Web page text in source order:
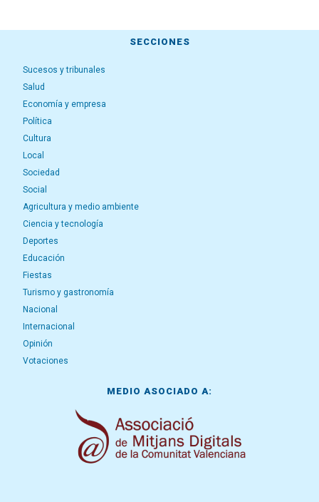
SECCIONES
Sucesos y tribunales
Salud
Economía y empresa
Política
Cultura
Local
Sociedad
Social
Agricultura y medio ambiente
Ciencia y tecnología
Deportes
Educación
Fiestas
Turismo y gastronomía
Nacional
Internacional
Opinión
Votaciones
MEDIO ASOCIADO A: